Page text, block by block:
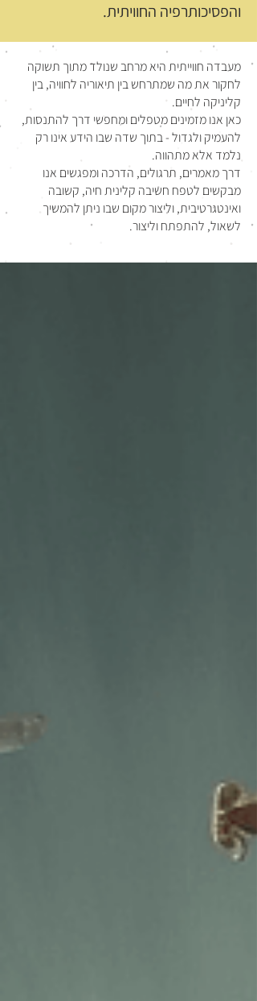
והפסיכותרפיה החוויתית.
מעבדה חווייתית היא מרחב שנולד מתוך תשוקה
לחקור את מה שמתרחש בין תיאוריה לחוויה, בין
קליניקה לחיים.
כאן אנו מזמינים מטפלים ומחפשי דרך להתנסות,
להעמיק ולגדול - בתוך שדה שבו הידע אינו רק
נלמד אלא מתהווה.
דרך מאמרים, תרגולים, הדרכה ומפגשים אנו
מבקשים לטפח חשיבה קלינית חיה, קשובה
ואינטגרטיבית, וליצור מקום שבו ניתן להמשיך
לשאול, להתפתח וליצור.